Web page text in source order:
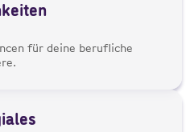
für deine berufliche